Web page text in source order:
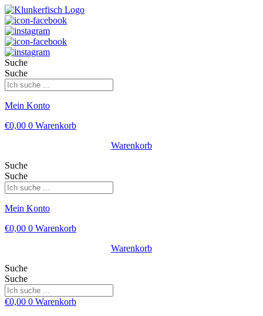
Suche
Suche
Mein Konto
€0,00 0 Warenkorb
Warenkorb
Suche
Suche
Mein Konto
€0,00 0 Warenkorb
Warenkorb
Suche
Suche
€0,00 0 Warenkorb